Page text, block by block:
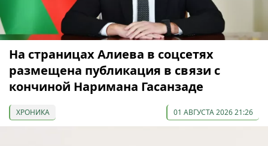
На страницах Алиева в соцсетях
размещена публикация в связи с
кончиной Наримана Гасанзаде
ХРОНИКА 01 АВГУСТА 2026 21:26